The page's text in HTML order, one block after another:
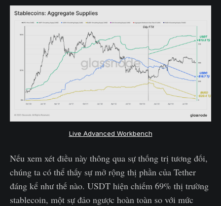
Live Advanced Workbench
Nếu xem xét điều này thông qua sự thống trị tương đối,
chúng ta có thể thấy sự mở rộng thị phần của Tether
đáng kể như thế nào. USDT hiện chiếm 69% thị trường
stablecoin, một sự đảo ngược hoàn toàn so với mức